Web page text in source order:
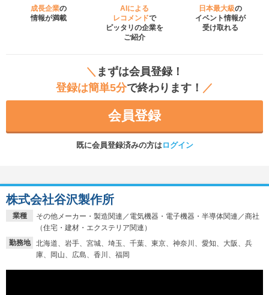
成長企業の
情報が満載
AIによる
レコメンドで
ピッタリの企業を
ご紹介
日本最大級の
イベント情報が
受け取れる
＼ まずは会員登録！
登録は簡単5分で終わります！ ／
会員登録
既に会員登録済みの方はログイン
業種
その他メーカー・製造関連／電気機器・電子機器・半導体関連／商社
（住宅・建材・エクステリア関連）
勤務地
北海道、岩手、宮城、埼玉、千葉、東京、神奈川、愛知、大阪、兵
庫、岡山、広島、香川、福岡
株式会社谷沢製作所